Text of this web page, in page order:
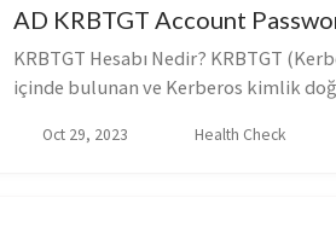
AD KRBTGT Account
KRBTGT Hesabı Nedir? KRBTGT
içinde bulunan ve Kerberos kimlik
Oct 29, 2023 Health Check